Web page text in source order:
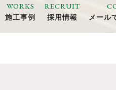
WORKS
施工事例
RECRUIT
採用情報 メール